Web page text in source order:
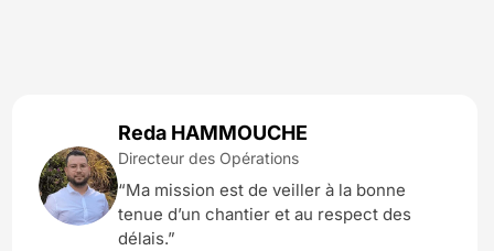
Reda HAMMOUCHE
Directeur des Opérations
“Ma mission est de veiller à la bonne
tenue d’un chantier et au respect des
délais.”